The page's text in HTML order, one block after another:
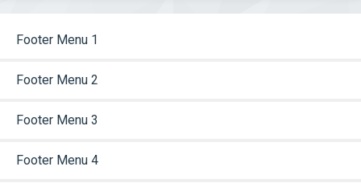
Footer Menu 1
Footer Menu 2
Footer Menu 3
Footer Menu 4